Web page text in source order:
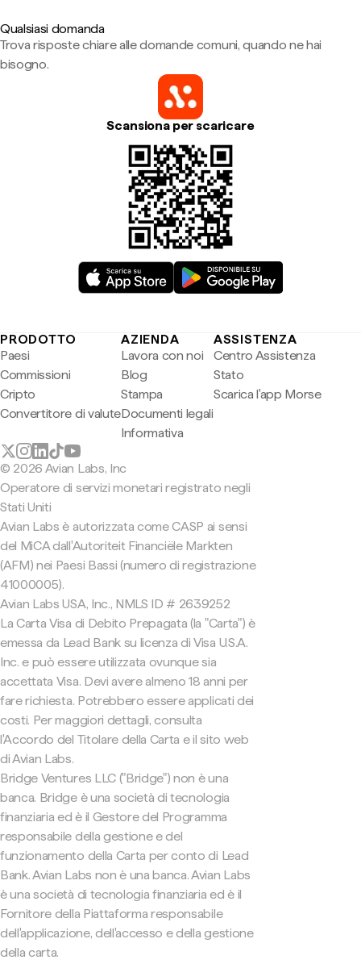
Qualsiasi domanda
Trova risposte chiare alle domande comuni, quando ne hai
bisogno.
Scansiona per scaricare
PRODOTTO
Paesi
Commissioni
Cripto
Convertitore di valute
AZIENDA
Lavora con noi
Blog
Stampa
Documenti legali
Informativa
ASSISTENZA
Centro Assistenza
Stato
Scarica l'app Morse
© 2026 Avian Labs, Inc
Operatore di servizi monetari registrato negli
Stati Uniti
Avian Labs è autorizzata come CASP ai sensi
del MiCA dall'Autoriteit Financiële Markten
(AFM) nei Paesi Bassi (numero di registrazione
41000005).
Avian Labs USA, Inc., NMLS ID # 2639252
La Carta Visa di Debito Prepagata (la "Carta") è
emessa da Lead Bank su licenza di Visa U.S.A.
Inc. e può essere utilizzata ovunque sia
accettata Visa. Devi avere almeno 18 anni per
fare richiesta. Potrebbero essere applicati dei
costi. Per maggiori dettagli, consulta
l'Accordo del Titolare della Carta e il sito web
di Avian Labs.
Bridge Ventures LLC ("Bridge") non è una
banca. Bridge è una società di tecnologia
finanziaria ed è il Gestore del Programma
responsabile della gestione e del
funzionamento della Carta per conto di Lead
Bank. Avian Labs non è una banca. Avian Labs
è una società di tecnologia finanziaria ed è il
Fornitore della Piattaforma responsabile
dell'applicazione, dell'accesso e della gestione
della carta.